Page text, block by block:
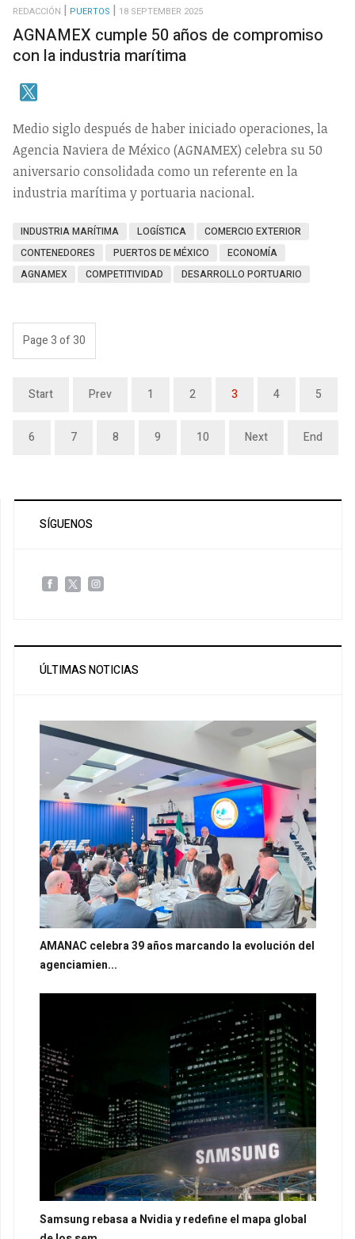
REDACCIÓN PUERTOS 18 SEPTEMBER 2025
AGNAMEX cumple 50 años de compromiso
con la industria marítima
Medio siglo después de haber iniciado operaciones, la
Agencia Naviera de México (AGNAMEX) celebra su 50
aniversario consolidada como un referente en la
industria marítima y portuaria nacional.
INDUSTRIA MARÍTIMA LOGÍSTICA
COMERCIO EXTERIOR
CONTENEDORES
PUERTOS DE MÉXICO
ECONOMÍA
AGNAMEX
COMPETITIVIDAD DESARROLLO PORTUARIO
Page 3 of 30
Start Prev 1 2 3 4 5
6 7 8 9 10 Next End
SÍGUENOS
ÚLTIMAS NOTICIAS
AMANAC celebra 39 años marcando la evolución del
agenciamien...
Samsung rebasa a Nvidia y redefine el mapa global